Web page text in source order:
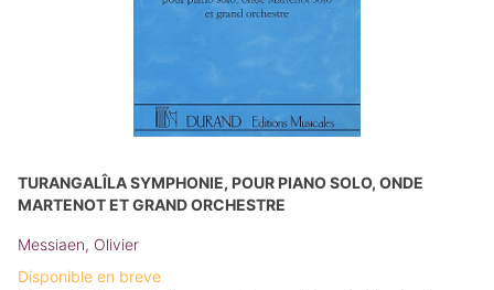
TURANGALÎLA SYMPHONIE, POUR PIANO SOLO, ONDE
MARTENOT ET GRAND ORCHESTRE
Messiaen, Olivier
Disponible en breve